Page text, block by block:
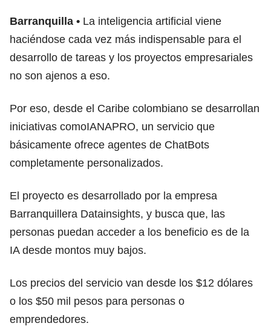
Barranquilla
La inteligencia artificial viene
haciéndose cada vez más indispensable para el
desarrollo de tareas y los proyectos empresariales
no son ajenos a eso.
Por eso, desde el Caribe colombiano se desarrollan
iniciativas comoIANAPRO, un servicio que
básicamente ofrece agentes de ChatBots
completamente personalizados.
El proyecto es desarrollado por la empresa
Barranquillera Datainsights, y busca que, las
personas puedan acceder a los beneficio es de la
IA desde montos muy bajos.
Los precios del servicio van desde los $12 dólares
o los $50 mil pesos para personas o
emprendedores.